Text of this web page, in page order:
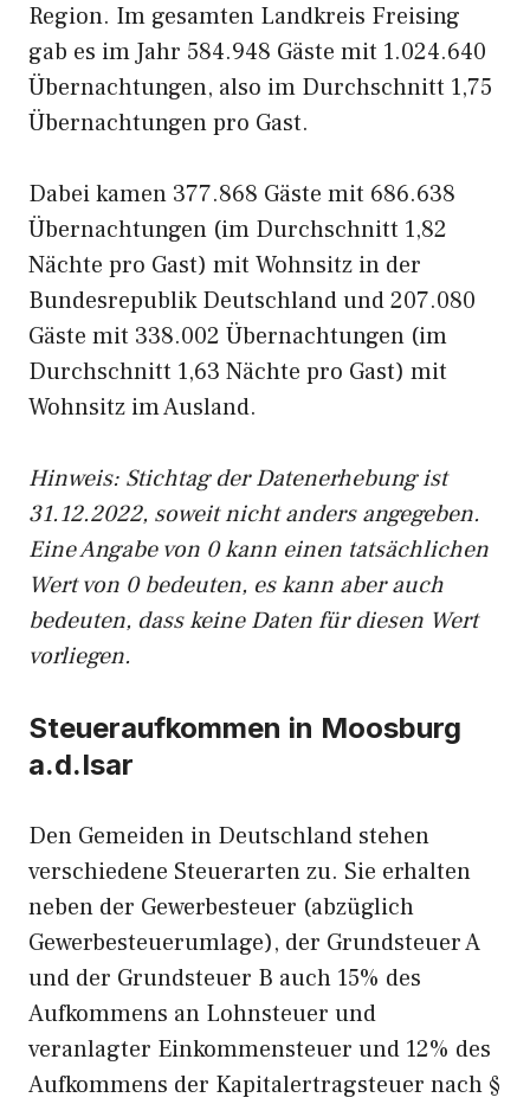
Region. Im gesamten Landkreis Freising
gab es im Jahr 584.948 Gäste mit 1.024.640
Übernachtungen, also im Durchschnitt 1,75
Übernachtungen pro Gast.
Dabei kamen 377.868 Gäste mit 686.638
Übernachtungen (im Durchschnitt 1,82
Nächte pro Gast) mit Wohnsitz in der
Bundesrepublik Deutschland und 207.080
Gäste mit 338.002 Übernachtungen (im
Durchschnitt 1,63 Nächte pro Gast) mit
Wohnsitz im Ausland.
Hinweis: Stichtag der Datenerhebung ist
31.12.2022, soweit nicht anders angegeben.
Eine Angabe von 0 kann einen tatsächlichen
Wert von 0 bedeuten, es kann aber auch
bedeuten, dass keine Daten für diesen Wert
vorliegen.
Steueraufkommen in Moosburg
a.d.Isar
Den Gemeiden in Deutschland stehen
verschiedene Steuerarten zu. Sie erhalten
neben der Gewerbesteuer (abzüglich
Gewerbesteuerumlage), der Grundsteuer A
und der Grundsteuer B auch 15% des
Aufkommens an Lohnsteuer und
veranlagter Einkommensteuer und 12% des
Aufkommens der Kapitalertragsteuer nach §